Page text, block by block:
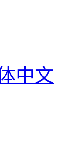
中文